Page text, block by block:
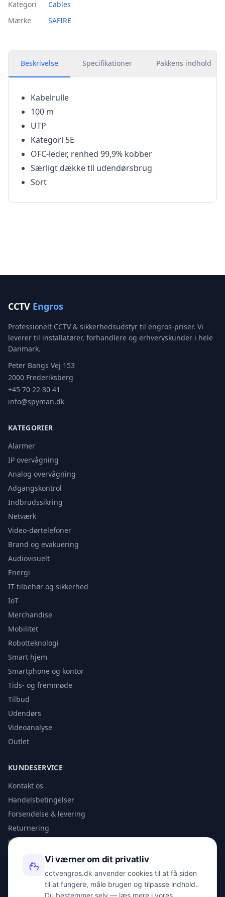
Kategori
Cables
Mærke
SAFIRE
Beskrivelse Specifikationer Pakkens indhold
Kabelrulle
100 m
UTP
Kategori 5E
OFC-leder, renhed 99,9% kobber
Særligt dække til udendørsbrug
Sort
CCTV Engros
Professionelt CCTV & sikkerhedsudstyr til engros-priser. Vi
leverer til installatører, forhandlere og erhvervskunder i hele
Danmark.
Peter Bangs Vej 153
2000 Frederiksberg
+45 70 22 30 41
info@spyman.dk
KATEGORIER
Alarmer
IP overvågning
Analog overvågning
Adgangskontrol
Indbrudssikring
Netværk
Video-dørtelefoner
Brand og evakuering
Audiovisuelt
Energi
IT-tilbehør og sikkerhed
IoT
Merchandise
Mobilitet
Robotteknologi
Smart hjem
Smartphone og kontor
Tids- og fremmøde
Tilbud
Udendørs
Videoanalyse
Outlet
KUNDESERVICE
Kontakt os
Handelsbetingelser
Forsendelse & levering
Returnering
Privatlivspolitik
KONTAKT
info@spyman.dk
Vi værner om dit privatliv
cctvengros.dk anvender cookies til at få siden
til at fungere, måle brugen og tilpasse indhold.
Du bestemmer selv — læs mere i vores